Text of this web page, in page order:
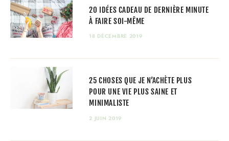
20 IDÉES CADEAU DE DERNIÈRE MINUTE
À FAIRE SOI-MÊME
18 DÉCEMBRE 2019
25 CHOSES QUE JE N’ACHÈTE PLUS
POUR UNE VIE PLUS SAINE ET
MINIMALISTE
2 JUIN 2019